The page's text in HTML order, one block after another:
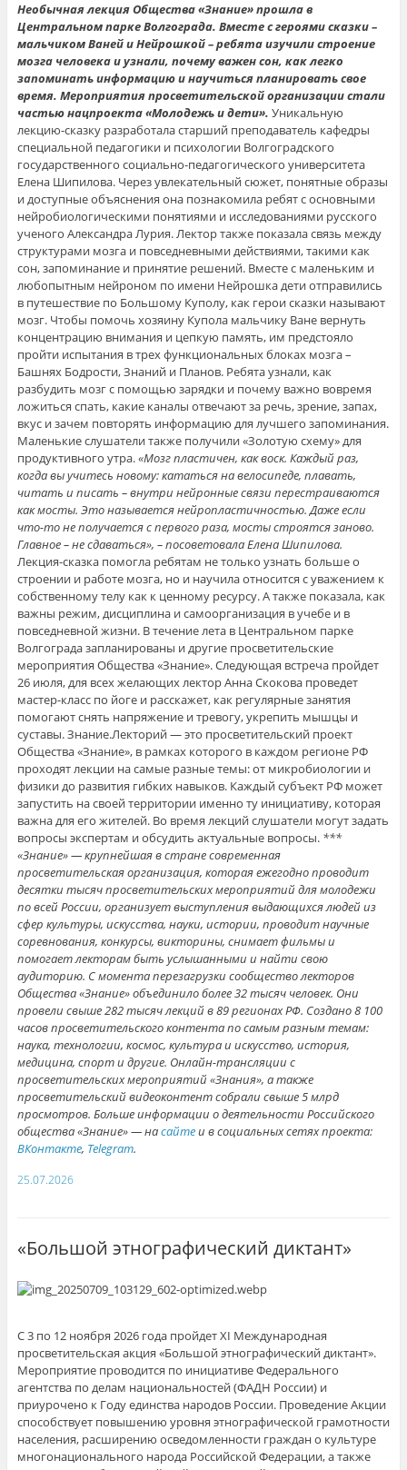
Необычная лекция Общества «Знание» прошла в
Центральном парке Волгограда. Вместе с героями сказки –
мальчиком Ваней и Нейрошкой – ребята изучили строение
мозга человека и узнали, почему важен сон, как легко
запоминать информацию и научиться планировать свое
время. Мероприятия просветительской организации стали
частью нацпроекта «Молодежь и дети». Уникальную
лекцию-сказку разработала старший преподаватель кафедры
специальной педагогики и психологии Волгоградского
государственного социально-педагогического университета
Елена Шипилова. Через увлекательный сюжет, понятные образы
и доступные объяснения она познакомила ребят с основными
нейробиологическими понятиями и исследованиями русского
ученого Александра Лурия. Лектор также показала связь между
структурами мозга и повседневными действиями, такими как
сон, запоминание и принятие решений. Вместе с маленьким и
любопытным нейроном по имени Нейрошка дети отправились
в путешествие по Большому Куполу, как герои сказки называют
мозг. Чтобы помочь хозяину Купола мальчику Ване вернуть
концентрацию внимания и цепкую память, им предстояло
пройти испытания в трех функциональных блоках мозга –
Башнях Бодрости, Знаний и Планов. Ребята узнали, как
разбудить мозг с помощью зарядки и почему важно вовремя
ложиться спать, какие каналы отвечают за речь, зрение, запах,
вкус и зачем повторять информацию для лучшего запоминания.
Маленькие слушатели также получили «Золотую схему» для
продуктивного утра.«Мозг пластичен, как воск. Каждый раз,
когда вы учитесь новому: кататься на велосипеде, плавать,
читать и писать – внутри нейронные связи перестраиваются
как мосты. Это называется нейропластичностью. Даже если
что-то не получается с первого раза, мосты строятся заново.
Главное – не сдаваться», – посоветовала Елена Шипилова.
Лекция-сказка помогла ребятам не только узнать больше о
строении и работе мозга, но и научила относится с уважением к
собственному телу как к ценному ресурсу. А также показала, как
важны режим, дисциплина и самоорганизация в учебе и в
повседневной жизни. В течение лета в Центральном парке
Волгограда запланированы и другие просветительские
мероприятия Общества «Знание». Следующая встреча пройдет
26 июля, для всех желающих лектор Анна Скокова проведет
мастер-класс по йоге и расскажет, как регулярные занятия
помогают снять напряжение и тревогу, укрепить мышцы и
суставы. Знание.Лекторий — это просветительский проект
Общества «Знание», в рамках которого в каждом регионе РФ
проходят лекции на самые разные темы: от микробиологии и
физики до развития гибких навыков. Каждый субъект РФ может
запустить на своей территории именно ту инициативу, которая
важна для его жителей. Во время лекций слушатели могут задать
вопросы экспертам и обсудить актуальные вопросы. ***
«Знание» — крупнейшая в стране современная
просветительская организация, которая ежегодно проводит
десятки тысяч просветительских мероприятий для молодежи
по всей России, организует выступления выдающихся людей из
сфер культуры, искусства, науки, истории, проводит научные
соревнования, конкурсы, викторины, снимает фильмы и
помогает лекторам быть услышанными и найти свою
аудиторию. С момента перезагрузки сообщество лекторов
Общества «Знание» объединило более 32 тысяч человек. Они
провели свыше 282 тысяч лекций в 89 регионах РФ. Создано 8 100
часов просветительского контента по самым разным темам:
наука, технологии, космос, культура и искусство, история,
медицина, спорт и другие. Онлайн-трансляции с
просветительских мероприятий «Знания», а также
просветительский видеоконтент собрали свыше 5 млрд
просмотров. Больше информации о деятельности Российского
общества «Знание» — насайтеи в социальных сетях проекта:
ВКонтакте, Telegram.
25.07.2026
«Большой этнографический диктант»
С 3 по 12 ноября 2026 года пройдет XI Международная
просветительская акция «Большой этнографический диктант».
Мероприятие проводится по инициативе Федерального
агентства по делам национальностей (ФАДН России) и
приурочено к Году единства народов России. Проведение Акции
способствует повышению уровня этнографической грамотности
населения, расширению осведомленности граждан о культуре
многонационального народа Российской Федерации, а также